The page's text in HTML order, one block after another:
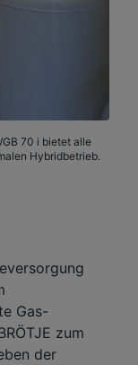
70 i bietet alle
Hybridbetrieb.
Gas-
zum
der